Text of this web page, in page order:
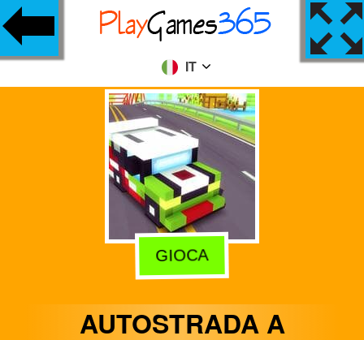
IT
GIOCA
AUTOSTRADA A